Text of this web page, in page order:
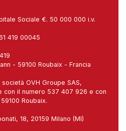
Sociale €. 50 000 000 i.v.
419 00045
- 59100 Roubaix - Francia
OVH Groupe SAS,
con il numero 537 407 926 e con
Roubaix.
18, 20159 Milano (MI)